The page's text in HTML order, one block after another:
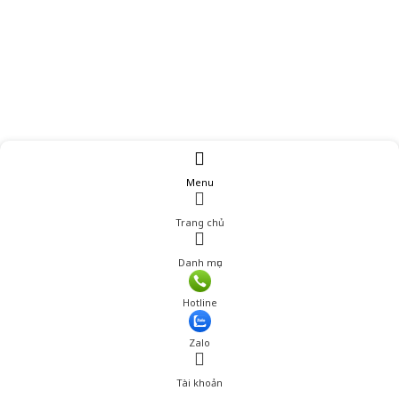
Menu
Trang chủ
Danh mục
Hotline
Zalo
Tài khoản